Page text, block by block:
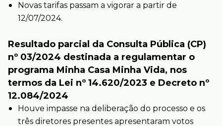
Novas tarifas passam a vigorar a partir de
12/07/2024.
Resultado parcial da Consulta Pública (CP)
nº 03/2024 destinada a regulamentar o
programa Minha Casa Minha Vida, nos
termos da Lei nº 14.620/2023 e Decreto nº
12.084/2024
Houve impasse na deliberação do processo e os
três diretores presentes apresentaram votos